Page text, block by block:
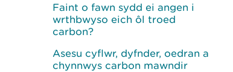
Faint o fawn sydd ei angen i
wrthbwyso eich ôl troed
carbon?
Asesu cyflwr, dyfnder, oedran a
chynnwys carbon mawndir